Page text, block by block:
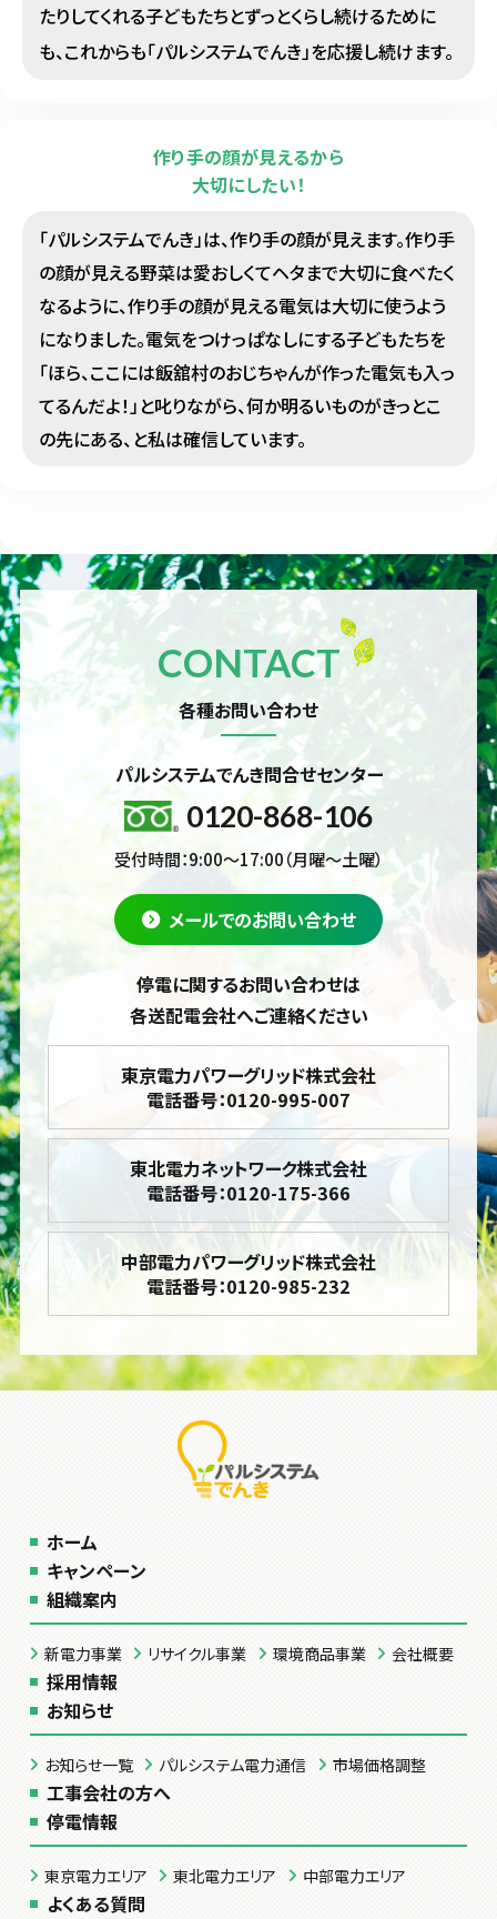
たりしてくれる子どもたちとずっとくらし続けるために
も、これからも「パルシステムでんき」を応援し続けます。
作り手の顔が見えるから
大切にしたい！
「パルシステムでんき」は、作り手の顔が見えます。作り手
の顔が見える野菜は愛おしくてヘタまで大切に食べたく
なるように、作り手の顔が見える電気は大切に使うよう
になりました。電気をつけっぱなしにする子どもたちを
「ほら、ここには飯舘村のおじちゃんが作った電気も入っ
てるんだよ！」と叱りながら、何か明るいものがきっとこ
の先にある、と私は確信しています。
CONTACT
各種お問い合わせ
パルシステムでんき問合せセンター
0120-868-106
受付時間：9:00～17:00（月曜～土曜）
メールでのお問い合わせ
停電に関するお問い合わせは
各送配電会社へご連絡ください
東京電力パワーグリッド株式会社
電話番号：0120-995-007
東北電力ネットワーク株式会社
電話番号：0120-175-366
中部電力パワーグリッド株式会社
電話番号：0120-985-232
ホーム
キャンペーン
組織案内
新電力事業 リサイクル事業 環境商品事業 会社概要
採用情報
お知らせ
お知らせ一覧 パルシステム電力通信 市場価格調整
工事会社の方へ
停電情報
東京電力エリア 東北電力エリア 中部電力エリア
よくある質問